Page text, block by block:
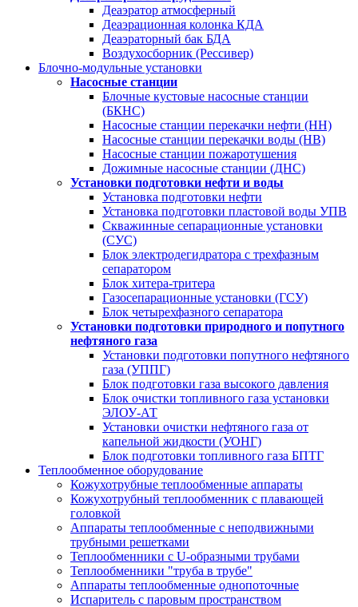
Деаэратор атмосферный
Деаэрационная колонка КДА
Деаэраторный бак БДА
Воздухосборник (Рессивер)
Блочно-модульные установки
Насосные станции
Блочные кустовые насосные станции
(БКНС)
Насосные станции перекачки нефти (НН)
Насосные станции перекачки воды (НВ)
Насосные станции пожаротушения
Дожимные насосные станции (ДНС)
Установки подготовки нефти и воды
Установка подготовки нефти
Установка подготовки пластовой воды УПВ
Скважинные сепарационные установки
(СУС)
Блок электродегидратора с трехфазным
сепаратором
Блок хитера-тритера
Газосепарационные установки (ГСУ)
Блок четырехфазного сепаратора
Установки подготовки природного и попутного
нефтяного газа
Установки подготовки попутного нефтяного
газа (УППГ)
Блок подготовки газа высокого давления
Блок очистки топливного газа установки
ЭЛОУ-АТ
Установки очистки нефтяного газа от
капельной жидкости (УОНГ)
Блок подготовки топливного газа БПТГ
Теплообменное оборудование
Кожухотрубные теплообменные аппараты
Кожухотрубный теплообменник с плавающей
головкой
Аппараты теплообменные с неподвижными
трубными решетками
Теплообменники с U-образными трубами
Теплообменники "труба в трубе"
Аппараты теплообменные однопоточные
Испаритель с паровым пространством